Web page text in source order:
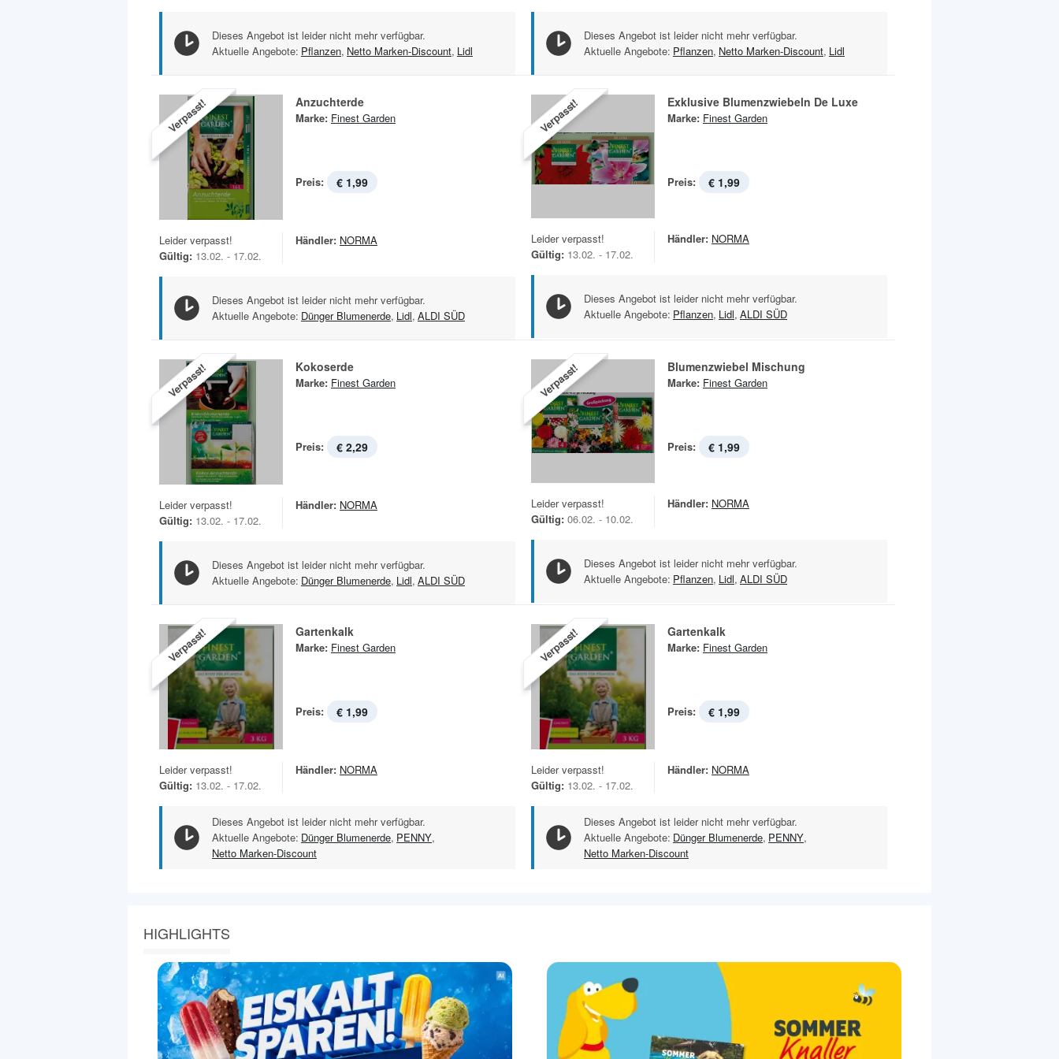
Dieses Angebot ist leider nicht mehr verfügbar.
Aktuelle Angebote: Pflanzen, Netto Marken-Discount, Lidl
Dieses Angebot ist leider nicht mehr verfügbar.
Aktuelle Angebote: Pflanzen, Netto Marken-Discount, Lidl
Verpasst! Anzuchterde
Marke: Finest Garden
Preis: € 1,99
Leider verpasst!
Gültig: 13.02. - 17.02.
Händler: NORMA
Dieses Angebot ist leider nicht mehr verfügbar.
Aktuelle Angebote: Dünger Blumenerde, Lidl, ALDI SÜD
Verpasst! Exklusive Blumenzwiebeln De Luxe
Marke: Finest Garden
Preis: € 1,99
Leider verpasst!
Gültig: 13.02. - 17.02.
Händler: NORMA
Dieses Angebot ist leider nicht mehr verfügbar.
Aktuelle Angebote: Pflanzen, Lidl, ALDI SÜD
Verpasst! Kokoserde
Marke: Finest Garden
Preis: € 2,29
Leider verpasst!
Gültig: 13.02. - 17.02.
Händler: NORMA
Dieses Angebot ist leider nicht mehr verfügbar.
Aktuelle Angebote: Dünger Blumenerde, Lidl, ALDI SÜD
Verpasst! Blumenzwiebel Mischung
Marke: Finest Garden
Preis: € 1,99
Leider verpasst!
Gültig: 06.02. - 10.02.
Händler: NORMA
Dieses Angebot ist leider nicht mehr verfügbar.
Aktuelle Angebote: Pflanzen, Lidl, ALDI SÜD
Verpasst! Gartenkalk
Marke: Finest Garden
Preis: € 1,99
Leider verpasst!
Gültig: 13.02. - 17.02.
Händler: NORMA
Dieses Angebot ist leider nicht mehr verfügbar.
Aktuelle Angebote: Dünger Blumenerde, PENNY,
Netto Marken-Discount
Verpasst! Gartenkalk
Marke: Finest Garden
Preis: € 1,99
Leider verpasst!
Gültig: 13.02. - 17.02.
Händler: NORMA
Dieses Angebot ist leider nicht mehr verfügbar.
Aktuelle Angebote: Dünger Blumenerde, PENNY,
Netto Marken-Discount
HIGHLIGHTS